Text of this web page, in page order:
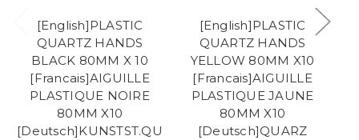
[English]PLASTIC
QUARTZ HANDS
BLACK 80MM X 10
[Francais]AIGUILLE
PLASTIQUE NOIRE
80MM X10
[Deutsch]KUNSTST.QU
[English]PLASTIC
QUARTZ HANDS
YELLOW 80MM X10
[Francais]AIGUILLE
PLASTIQUE JAUNE
80MM X10
[Deutsch]QUARZ